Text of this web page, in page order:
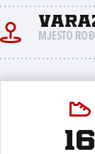
MJESTO
16